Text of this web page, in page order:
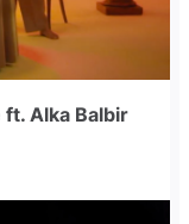
ft. Alka Balbir